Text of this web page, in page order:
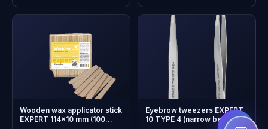
Wooden wax applicator stick
EXPERT 114x10 mm (100
Eyebrow tweezers EXPERT
10 TYPE 4 (narrow beveled)
+0boonuspunkti
Kogu ja säästa järgmisel